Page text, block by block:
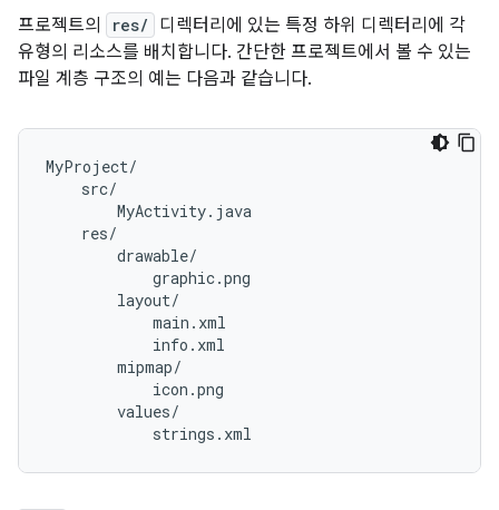
프로젝트의 res/
디렉터리에 있는 특정 하위 디렉터리에 각
유형의 리소스를 배치합니다. 간단한 프로젝트에서 볼 수 있는
파일 계층 구조의 예는 다음과 같습니다.